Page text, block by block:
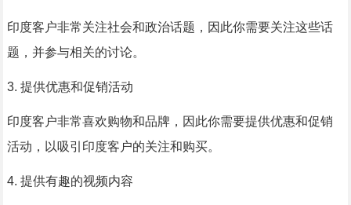
印度客户非常关注社会和政治话题，因此你需要关注这些话
题，并参与相关的讨论。
3. 提供优惠和促销活动
印度客户非常喜欢购物和品牌，因此你需要提供优惠和促销
活动，以吸引印度客户的关注和购买。
4. 提供有趣的视频内容